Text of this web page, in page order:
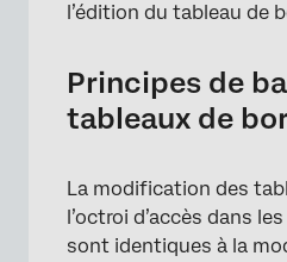
l’édition du tableau de
Principes de
tableaux de
La modification des
l’octroi d’accès dans
sont identiques à la